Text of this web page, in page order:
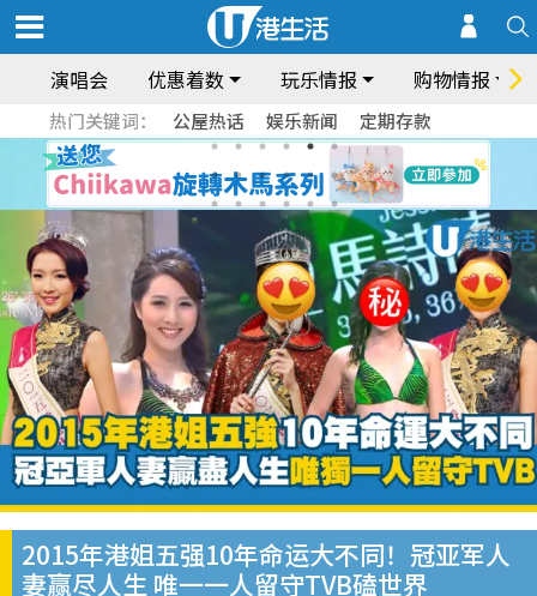
演唱会 优惠着数 玩乐情报 购物情报
热门关键词： 公屋热话 娱乐新闻 定期存款
2015年港姐五强10年命运大不同！冠亚军人
妻赢尽人生 唯一一人留守TVB磕世界